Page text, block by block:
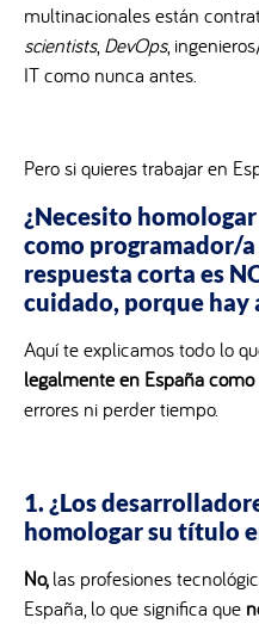
multinacionales están
scientists, DevOps,
IT como nunca antes.
Pero si quieres trabajar en
¿Necesito
como programador/a
respuesta corta es
cuidado, porque hay
Aquí te explicamos todo lo
legalmente en España
errores ni perder tiempo.
1. ¿Los
homologar su título
No,las profesiones
España, lo que significa que